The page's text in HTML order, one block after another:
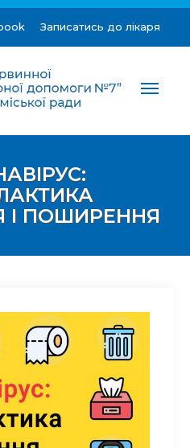
Записатись до лікаря
допомоги №7"
І ПОШИРЕННЯ